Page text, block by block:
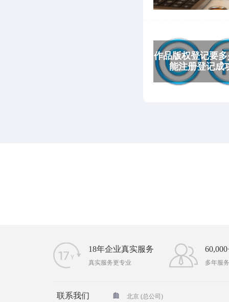
18年企业真实服务
真实服务更专业 多年服
联系我们 北京 (总公司)